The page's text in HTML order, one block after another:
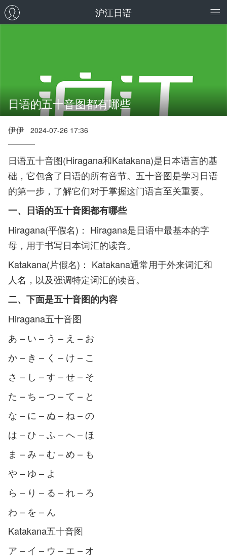
沪江日语
日语的五十音图都有哪些
伊伊 2024-07-26 17:36
日语五十音图(Hiragana和Katakana)是日本语言的基
础，它包含了日语的所有音节。五十音图是学习日语
的第一步，了解它们对于掌握这门语言至关重要。
一、日语的五十音图都有哪些
Hiragana(平假名)： Hiragana是日语中最基本的字
母，用于书写日本词汇的读音。
Katakana(片假名)： Katakana通常用于外来词汇和
人名，以及强调特定词汇的读音。
二、下面是五十音图的内容
Hiragana五十音图
あ – い – う – え – お
か – き – く – け – こ
さ – し – す – せ – そ
た – ち – つ – て – と
な – に – ぬ – ね – の
は – ひ – ふ – へ – ほ
ま – み – む – め – も
や – ゆ – よ
ら – り – る – れ – ろ
わ – を – ん
Katakana五十音图
ア – イ – ウ – エ – オ